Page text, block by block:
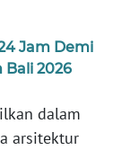
Jam Demi
2026
dalam
arsitektur